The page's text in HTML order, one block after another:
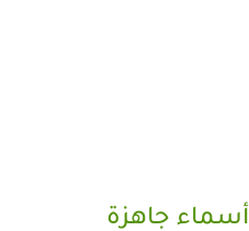
أسماء جاهزة